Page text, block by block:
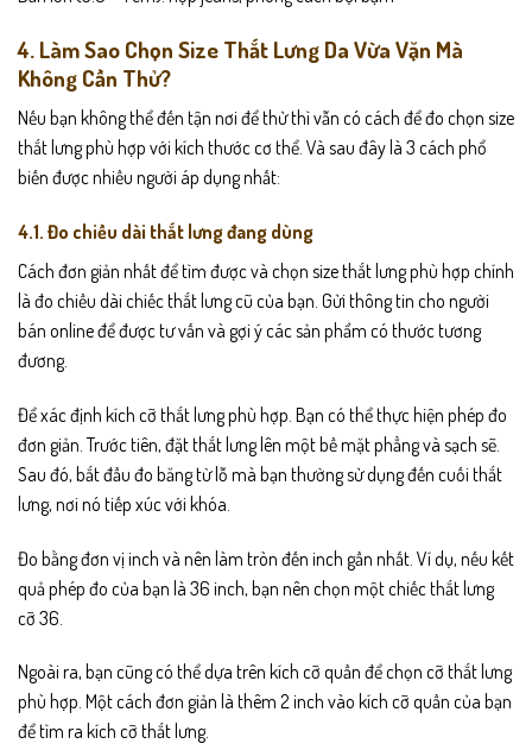
4. Làm Sao Chọn Size Thắt Lưng Da Vừa Vặn Mà
Không Cần Thử?
Nếu bạn không thể đến tận nơi để thử thì vẫn có cách để đo chọn size
thắt lưng phù hợp với kích thước cơ thể. Và sau đây là 3 cách phổ
biến được nhiều người áp dụng nhất:
4.1. Đo chiều dài thắt lưng đang dùng
Cách đơn giản nhất để tìm được và chọn size thắt lưng phù hợp chính
là đo chiều dài chiếc thắt lưng cũ của bạn. Gửi thông tin cho người
bán online để được tư vấn và gợi ý các sản phẩm có thước tương
đương.
Để xác định kích cỡ thắt lưng phù hợp. Bạn có thể thực hiện phép đo
đơn giản. Trước tiên, đặt thắt lưng lên một bề mặt phẳng và sạch sẽ.
Sau đó, bắt đầu đo băng từ lỗ mà bạn thường sử dụng đến cuối thắt
lưng, nơi nó tiếp xúc với khóa.
Đo bằng đơn vị inch và nên làm tròn đến inch gần nhất. Ví dụ, nếu kết
quả phép đo của bạn là 36 inch, bạn nên chọn một chiếc thắt lưng
cỡ 36.
Ngoài ra, bạn cũng có thể dựa trên kích cỡ quần để chọn cỡ thắt lưng
phù hợp. Một cách đơn giản là thêm 2 inch vào kích cỡ quần của bạn
để tìm ra kích cỡ thắt lưng.